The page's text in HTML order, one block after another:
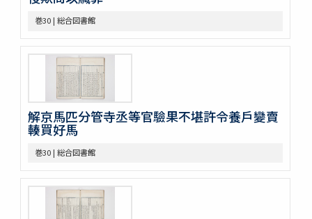
巻22
巻23
巻24
巻25
巻26
巻27
巻28
巻29
巻30
巻32
巻33
巻30 | 総合図書館
解京馬匹分管寺丞等官驗果不堪許令養戶變賣
輳買好馬
巻30 | 総合図書館